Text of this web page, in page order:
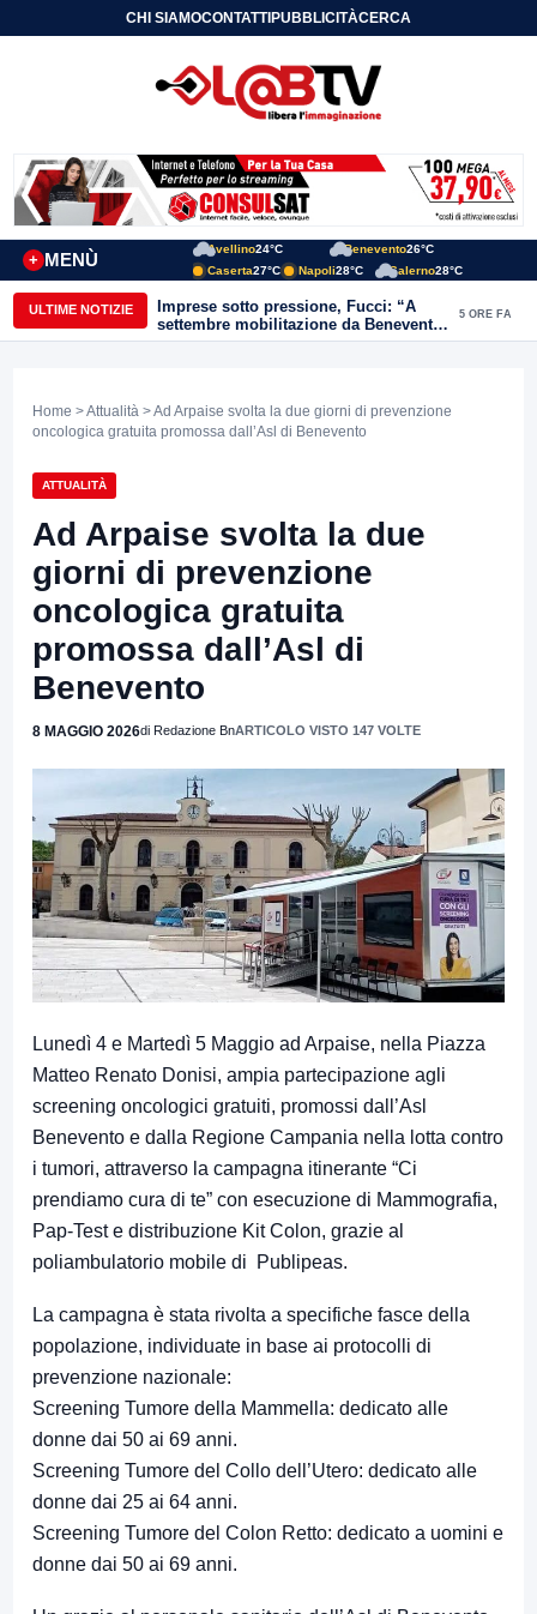
CHI SIAMOCONTATTIPUBBLICITÀCERCA
MENÙ
+
Avellino24°C Benevento26°C
Caserta27°C Napoli28°C Salerno28°C
ULTIME NOTIZIE
Imprese sotto pressione, Fucci: “A
settembre mobilitazione da Benevento
e Avellino”
5 ORE FA
Home >Attualità > Ad Arpaise svolta la due giorni di prevenzione
oncologica gratuita promossa dall’Asl di Benevento
ATTUALITÀ
Ad Arpaise svolta la due
giorni di prevenzione
oncologica gratuita
promossa dall’Asl di
Benevento
8 MAGGIO 2026di Redazione BnARTICOLO VISTO 147 VOLTE
Lunedì 4 e Martedì 5 Maggio ad Arpaise, nella Piazza
Matteo Renato Donisi, ampia partecipazione agli
screening oncologici gratuiti, promossi dall’Asl
Benevento e dalla Regione Campania nella lotta contro
i tumori, attraverso la campagna itinerante “Ci
prendiamo cura di te” con esecuzione di Mammografia,
Pap-Test e distribuzione Kit Colon, grazie al
poliambulatorio mobile di Publipeas.
​La campagna è stata rivolta a specifiche fasce della
popolazione, individuate in base ai protocolli di
prevenzione nazionale:
​Screening Tumore della Mammella: dedicato alle
donne dai 50 ai 69 anni.
​Screening Tumore del Collo dell’Utero: dedicato alle
donne dai 25 ai 64 anni.
​Screening Tumore del Colon Retto: dedicato a uomini e
donne dai 50 ai 69 anni.